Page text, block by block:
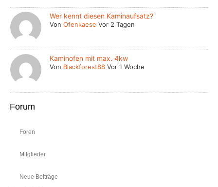
Wer kennt diesen Kaminaufsatz?
VonOfenkaese Vor 2 Tagen
Kaminofen mit max. 4kw
Von Blackforest88 Vor 1 Woche
Forum
Foren
Mitglieder
Neue Beiträge